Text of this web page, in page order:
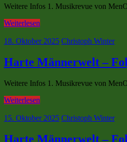
Weitere Infos 1. Musikrevue von
Weiterlesen
18. Oktober 2025 Christoph Winter
Harte Männerwelt –
Weitere Infos 1. Musikrevue von
Weiterlesen
15. Oktober 2025 Christoph Winter
Harte Männerwelt –